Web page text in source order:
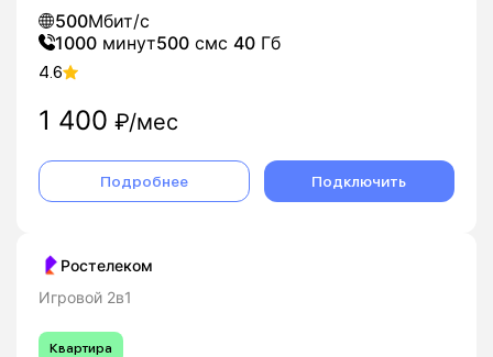
500Мбит/с
1000 минут500 смс 40 Гб
4.6
1 400 ₽/мес
Подробнее Подключить
Ростелеком
Игровой 2в1
Квартира